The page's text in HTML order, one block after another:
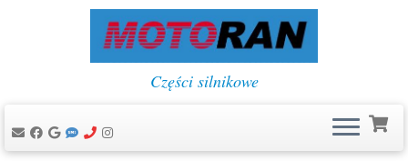
Części silnikowe